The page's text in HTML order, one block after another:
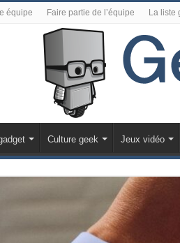
équipe Faire partie de l’équipe La liste
Culture geek Jeux vidéo